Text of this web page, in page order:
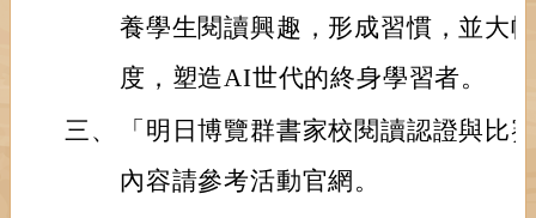
養學生閱讀興趣，形成習慣，並大
度，塑造AI世代的終身學習者。
三、
「明日博覽群書家校閱讀認證與比
內容請參考活動官網。